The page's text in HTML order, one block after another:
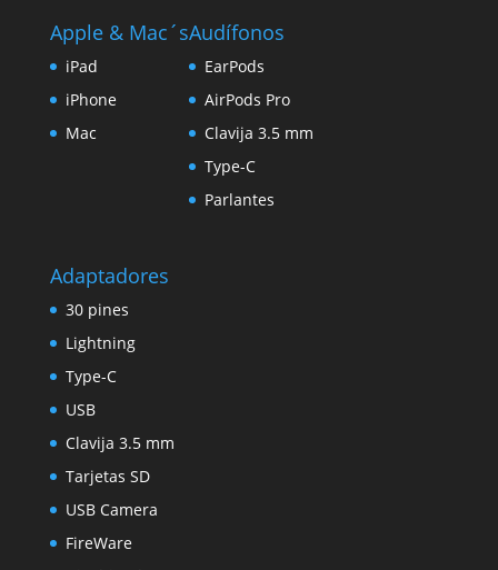
Apple & Mac´s
iPad
iPhone
Mac
Audífonos
EarPods
AirPods Pro
Clavija 3.5 mm
Type-C
Parlantes
Adaptadores
30 pines
Lightning
Type-C
USB
Clavija 3.5 mm
Tarjetas SD
USB Camera
FireWare